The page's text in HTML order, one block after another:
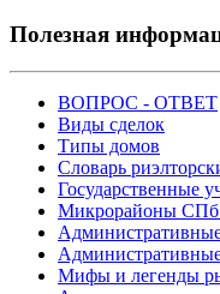
Полезная
ВОПРОС - ОТВЕТ
Виды сделок
Типы домов
Словарь
Государственные
Микрорайоны СПб
Мифы и легенды